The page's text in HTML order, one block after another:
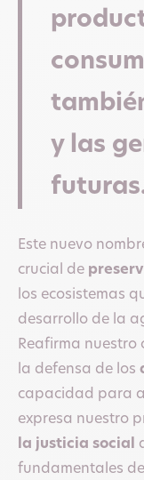
y las
Este nuevo
crucial de
los ecosistemas
desarrollo de la
Reafirma nuestro
la defensa de los
capacidad para
expresa nuestro
la justicia social
fundamentales